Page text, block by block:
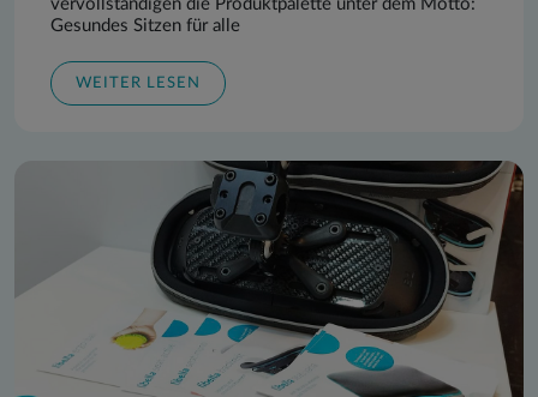
vervollständigen die Produktpalette unter dem Motto:
Gesundes Sitzen für alle
WEITER LESEN